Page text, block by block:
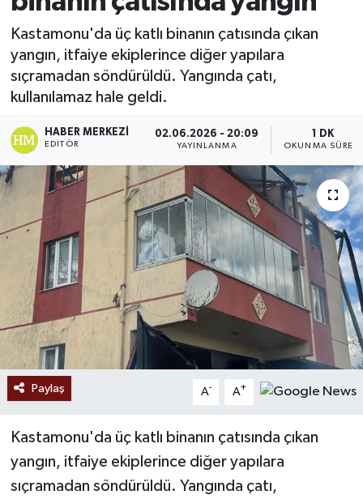
Kastamonu'da üç katlı binanın çatısında çıkan
yangın, itfaiye ekiplerince diğer yapılara
sıçramadan söndürüldü. Yangında çatı,
kullanılamaz hale geldi.
HABER MERKEZI
EDITÖR
02.06.2026 - 20:09
YAYINLANMA
1 DK
OKUNMA SÜRESI
Paylaş A- A+
Kastamonu'da üç katlı binanın çatısında çıkan
yangın, itfaiye ekiplerince diğer yapılara
sıçramadan söndürüldü. Yangında çatı,
Ekonomi
Sağlık